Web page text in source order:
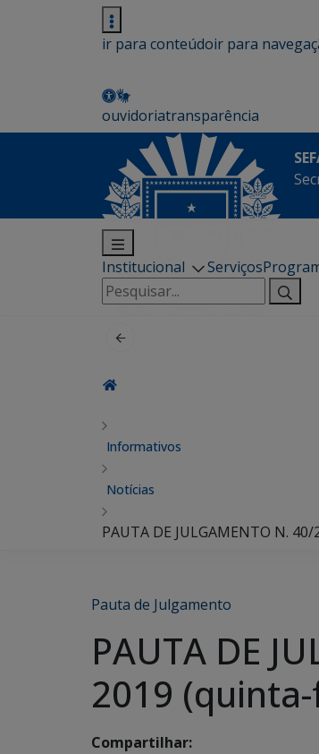
ir para conteúdoir para
ouvidoriatransparência
Institucional Serviços
Pesquisar
por:
Informativos
Notícias
PAUTA DE JULGAMENTO N.
Pauta de Julgamento
PAUTA DE
2019
Compartilhar: